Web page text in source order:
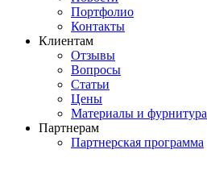
Портфолио
Контакты
Клиентам
Отзывы
Вопросы
Статьи
Цены
Материалы и фурнитура
Партнерам
Партнерская программа